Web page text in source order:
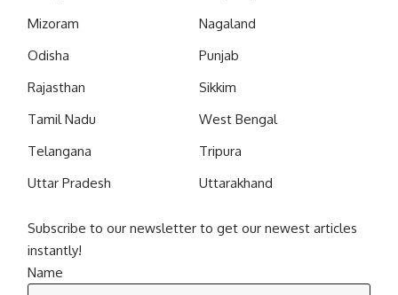
Mizoram
Nagaland
Odisha
Punjab
Rajasthan
Sikkim
Tamil Nadu
West Bengal
Telangana
Tripura
Uttar Pradesh
Uttarakhand
Subscribe to our newsletter to get our newest articles
instantly!
Name